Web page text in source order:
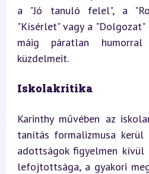
a "Jó tanuló felel", a
"Kísérlet" vagy a
máig páratlan
küzdelmeit.
Iskolakritika
Karinthy művében az
tanítás formalizmusa kerül
adottságok figyelmen kívül
lefojtottsága, a gyakori